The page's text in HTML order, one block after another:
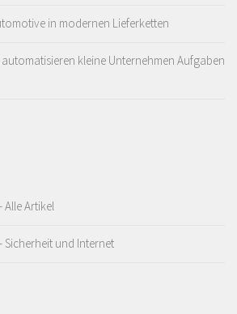
in modernen Lieferketten
automatisieren kleine Unternehmen Aufgaben
Alle Artikel
Sicherheit und Internet